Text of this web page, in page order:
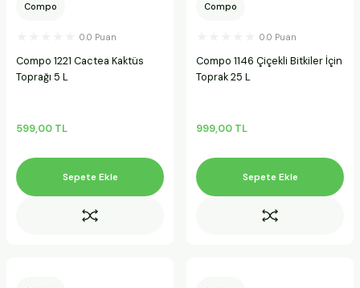
Compo
0.0 Puan
Compo 1221 Cactea Kaktüs
Toprağı 5 L
599,00 TL
Sepete Ekle
Compo
0.0 Puan
Compo 1146 Çiçekli Bitkiler İçin
Toprak 25 L
999,00 TL
Sepete Ekle